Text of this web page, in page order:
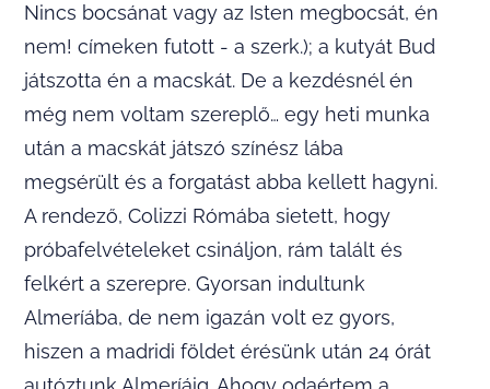
Nincs bocsánat vagy az Isten megbocsát, én
nem! címeken futott - a szerk.); a kutyát Bud
játszotta én a macskát. De a kezdésnél én
még nem voltam szereplő… egy heti munka
után a macskát játszó színész lába
megsérült és a forgatást abba kellett hagyni.
A rendező, Colizzi Rómába sietett, hogy
próbafelvételeket csináljon, rám talált és
felkért a szerepre. Gyorsan indultunk
Almeríába, de nem igazán volt ez gyors,
hiszen a madridi földet érésünk után 24 órát